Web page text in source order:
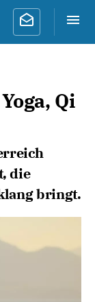
Qi
die
bringt.